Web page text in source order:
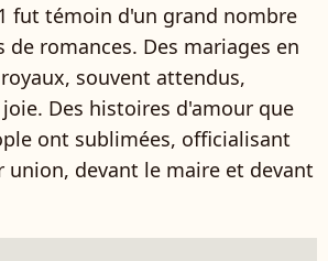
fut témoin d'un grand nombre
de romances. Des mariages en
souvent attendus,
Des histoires d'amour que
ont sublimées, officialisant
union, devant le maire et devant